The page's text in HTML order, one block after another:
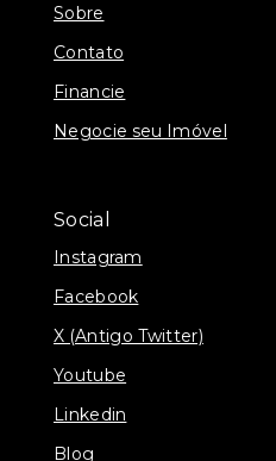
Sobre
Contato
Financie
Negocie seu Imóvel
Social
Instagram
Facebook
X (Antigo Twitter)
Youtube
Linkedin
Blog